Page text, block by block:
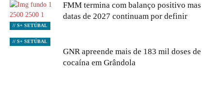
// S+ SETÚBAL
FMM termina com balanço positivo mas
datas de 2027 continuam por definir
// S+ SETÚBAL
GNR apreende mais de 183 mil doses de
cocaína em Grândola